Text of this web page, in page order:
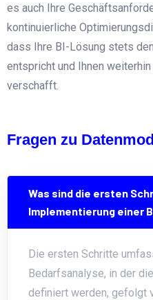
es auch Ihre
kontinuierliche
dass Ihre BI-Lösung stets
entspricht und Ihnen
verschafft.
Fragen zu
Was sind die ersten
Implementierung einer
Die ersten Schritte
Bedarfsanalyse, in der
definiert werden, gefolgt